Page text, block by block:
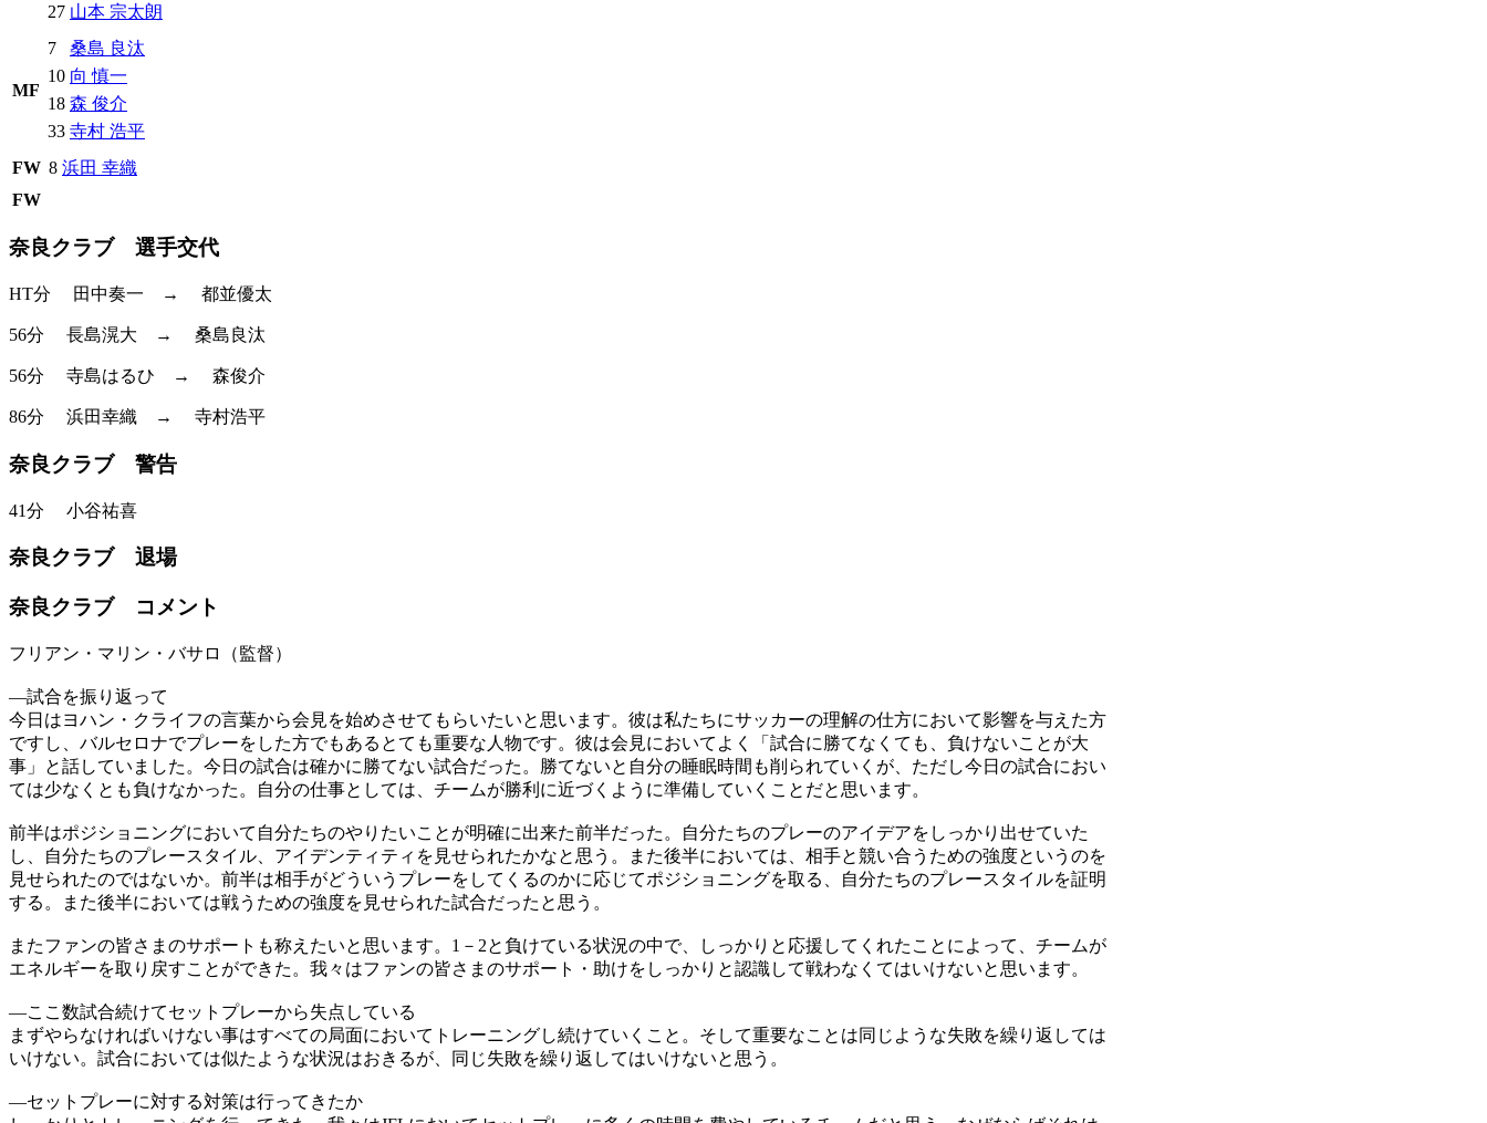
27 山本 宗太朗
MF
7
桑島 良汰
10 向 慎一
18 森 俊介
33 寺村 浩平
FW 8 浜田 幸織
FW
奈良クラブ 選手交代
HT分 田中奏一 → 都並優太
56分 長島滉大 → 桑島良汰
56分 寺島はるひ → 森俊介
86分 浜田幸織 → 寺村浩平
奈良クラブ 警告
41分 小谷祐喜
奈良クラブ 退場
奈良クラブ コメント
フリアン・マリン・バサロ（監督）
―試合を振り返って
今日はヨハン・クライフの言葉から会見を始めさせてもらいたいと思います。彼は私たちにサッカーの理解の仕方において影響を与えた方
ですし、バルセロナでプレーをした方でもあるとても重要な人物です。彼は会見においてよく「試合に勝てなくても、負けないことが大
事」と話していました。今日の試合は確かに勝てない試合だった。勝てないと自分の睡眠時間も削られていくが、ただし今日の試合におい
ては少なくとも負けなかった。自分の仕事としては、チームが勝利に近づくように準備していくことだと思います。
前半はポジショニングにおいて自分たちのやりたいことが明確に出来た前半だった。自分たちのプレーのアイデアをしっかり出せていた
し、自分たちのプレースタイル、アイデンティティを見せられたかなと思う。また後半においては、相手と競い合うための強度というのを
見せられたのではないか。前半は相手がどういうプレーをしてくるのかに応じてポジショニングを取る、自分たちのプレースタイルを証明
する。また後半においては戦うための強度を見せられた試合だったと思う。
またファンの皆さまのサポートも称えたいと思います。1－2と負けている状況の中で、しっかりと応援してくれたことによって、チームが
エネルギーを取り戻すことができた。我々はファンの皆さまのサポート・助けをしっかりと認識して戦わなくてはいけないと思います。
―ここ数試合続けてセットプレーから失点している
まずやらなければいけない事はすべての局面においてトレーニングし続けていくこと。そして重要なことは同じような失敗を繰り返しては
いけない。試合においては似たような状況はおきるが、同じ失敗を繰り返してはいけないと思う。
―セットプレーに対する対策は行ってきたか